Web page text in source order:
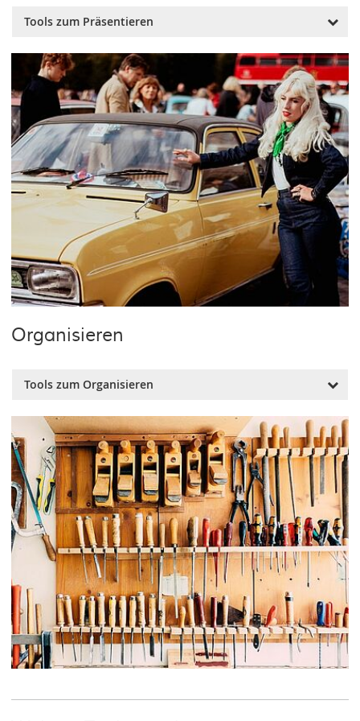
Tools zum Präsentieren
Prezi
ist ein dynamisches Präsentationstool, das kollaboratives
Erstellen und Vorstellen von nicht linearen
Präsentationen ermöglicht.
H5P
ist eine freie Software zum Erstellen von interaktiven und
multimedialen Lern- und Lehrinhalten, die in
Lernplattformen und Webseiten eingebunden werden
können.
Looseleaves
ist ein Tool mit simplen Anwendungen im Bereich
Veröffentlichungen von Texten und Bildern, das ohne
Registrierung und Anmeldung nutzbar ist.
Organisieren
Tools zum Organisieren
Wekan
ist ein intuitiv bedienbares Open-Source-Tool, mit dem
der Workflow von Projekten über ein Kanban-Board
optimiert wird und sich Aufgaben, Fristen und
Zuständigkeiten leicht verwalten lassen. Wir finden
besonders gut, dass sich das Tool auf dem eigenen
Webserver installieren lässt.
DFN Terminplaner
ist ein datenschutzrechtlich einwandfreies Tool zur
schnellen und einfachen Abstimmung von Terminen, das
auch für kleine Umfragen genutzt werden kann und vom
Deutschen Forschungsnetz (DFN)bereitgestellt wird.
Zenkit
ist ein DSGVO-konformes Projektmanagement-Tool mit
Kanban-, Listen- oder Mindmap-Ansichten, die für mehr
Anbieter hat seinen Serverstandort in Deutschland.